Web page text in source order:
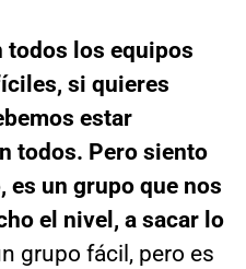
todos los equipos
si quieres
estar
todos. Pero siento
es un grupo que nos
el nivel, a sacar lo
grupo fácil, pero es